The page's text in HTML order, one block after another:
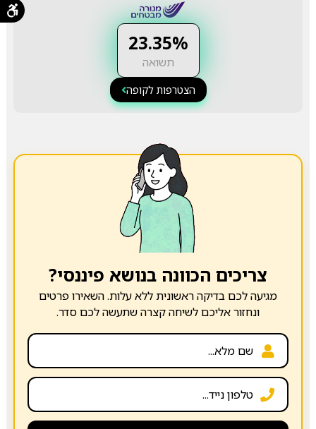
23.35%
תשואה
הצטרפות לקופה
צריכים הכוונה בנושא פיננסי?
מגיעה לכם בדיקה ראשונית ללא עלות. השאירו פרטים
ונחזור אליכם לשיחה קצרה שתעשה לכם סדר.